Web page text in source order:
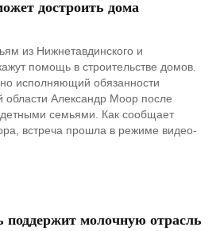
достроить дома
из Нижнетавдинского и
помощь в строительстве домов.
исполняющий обязанности
области Александр Моор после
семьями. Как сообщает
встреча прошла в режиме видео-
поддержит молочную отрасль